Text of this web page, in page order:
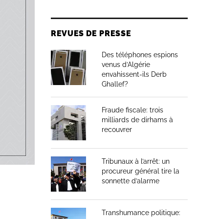
REVUES DE PRESSE
Des téléphones espions
venus d’Algérie
envahissent-ils Derb
Ghallef?
Fraude fiscale: trois
milliards de dirhams à
recouvrer
Tribunaux à l’arrêt: un
procureur général tire la
sonnette d’alarme
Transhumance politique: